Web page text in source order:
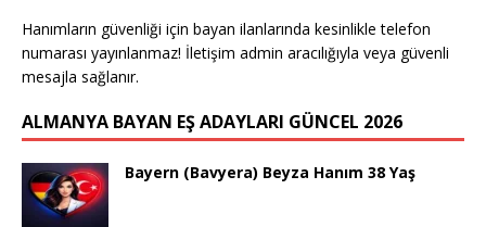
Hanımların güvenliği için bayan ilanlarında kesinlikle telefon
numarası yayınlanmaz! İletişim admin aracılığıyla veya güvenli
mesajla sağlanır.
ALMANYA BAYAN EŞ ADAYLARI GÜNCEL 2026
Bayern (Bavyera) Beyza Hanım 38 Yaş